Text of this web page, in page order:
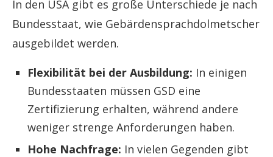
In den USA gibt es große Unterschiede je nach
Bundesstaat, wie Gebärdensprachdolmetscher
ausgebildet werden.
Flexibilität bei der Ausbildung: In einigen
Bundesstaaten müssen GSD eine
Zertifizierung erhalten, während andere
weniger strenge Anforderungen haben.
Hohe Nachfrage: In vielen Gegenden gibt